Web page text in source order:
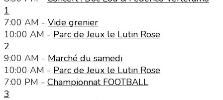
1
7:00 AM - Vide grenier
10:00 AM - Parc de Jeux le Lutin Rose
2
9:00 AM - Marché du samedi
10:00 AM - Parc de Jeux le Lutin Rose
7:00 PM - Championnat FOOTBALL
3